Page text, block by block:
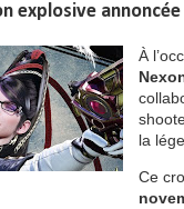
explosive annoncée
À
la
Ce